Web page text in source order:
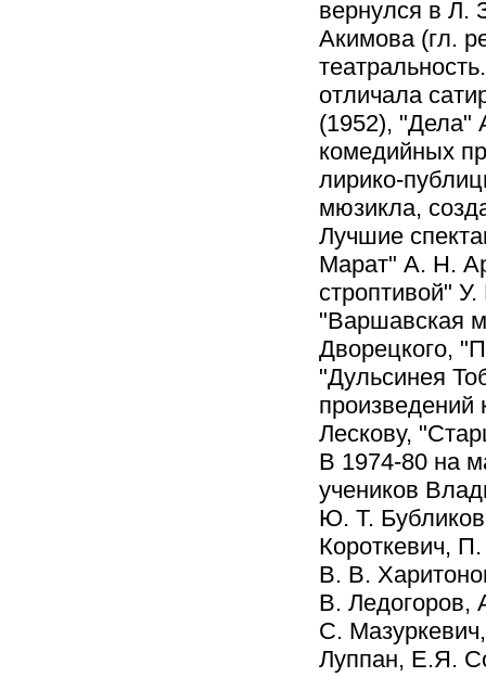
вернулся в Л.
Акимова (гл.
отличала
(1952), "Дела"
комедийных
лирико-
мюзикла,
Лучшие
Марат" А. Н.
строптивой"
"Варшавская
Дворецкого,
"Дульсинея
Лескову,
В 1974-80 на
учеников
Ю. Т.
Короткевич,
В. В.
В. Ледогоров,
С.
Луппан, Е.Я.